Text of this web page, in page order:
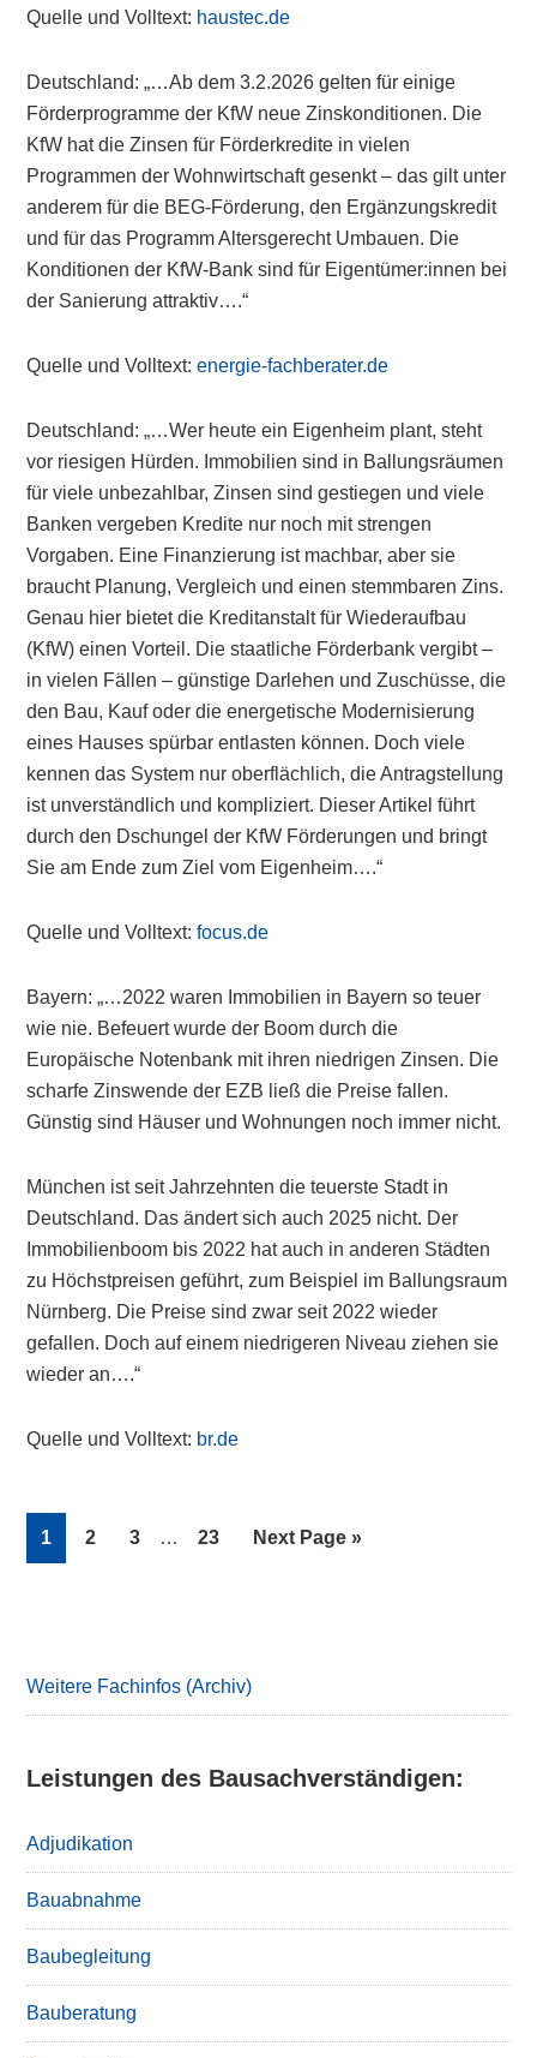
Quelle und Volltext: haustec.de
Deutschland: „…Ab dem 3.2.2026 gelten für einige
Förderprogramme der KfW neue Zinskonditionen. Die
KfW hat die Zinsen für Förderkredite in vielen
Programmen der Wohnwirtschaft gesenkt – das gilt unter
anderem für die BEG-Förderung, den Ergänzungskredit
und für das Programm Altersgerecht Umbauen. Die
Konditionen der KfW-Bank sind für Eigentümer:innen bei
der Sanierung attraktiv….“
Quelle und Volltext:energie-fachberater.de
Deutschland: „…Wer heute ein Eigenheim plant, steht
vor riesigen Hürden. Immobilien sind in Ballungsräumen
für viele unbezahlbar, Zinsen sind gestiegen und viele
Banken vergeben Kredite nur noch mit strengen
Vorgaben. Eine Finanzierung ist machbar, aber sie
braucht Planung, Vergleich und einen stemmbaren Zins.
Genau hier bietet die Kreditanstalt für Wiederaufbau
(KfW) einen Vorteil. Die staatliche Förderbank vergibt –
in vielen Fällen – günstige Darlehen und Zuschüsse, die
den Bau, Kauf oder die energetische Modernisierung
eines Hauses spürbar entlasten können. Doch viele
kennen das System nur oberflächlich, die Antragstellung
ist unverständlich und kompliziert. Dieser Artikel führt
durch den Dschungel der KfW Förderungen und bringt
Sie am Ende zum Ziel vom Eigenheim….“
Quelle und Volltext:focus.de
Bayern: „…2022 waren Immobilien in Bayern so teuer
wie nie. Befeuert wurde der Boom durch die
Europäische Notenbank mit ihren niedrigen Zinsen. Die
scharfe Zinswende der EZB ließ die Preise fallen.
Günstig sind Häuser und Wohnungen noch immer nicht.
München ist seit Jahrzehnten die teuerste Stadt in
Deutschland. Das ändert sich auch 2025 nicht. Der
Immobilienboom bis 2022 hat auch in anderen Städten
zu Höchstpreisen geführt, zum Beispiel im Ballungsraum
Nürnberg. Die Preise sind zwar seit 2022 wieder
gefallen. Doch auf einem niedrigeren Niveau ziehen sie
wieder an….“
Quelle und Volltext: br.de
Page
1 Page
2 Page
3
Interim
… Page
23
Go
Next Page »
Weitere Fachinfos (Archiv)
Leistungen des Bausachverständigen:
Adjudikation
Bauabnahme
Baubegleitung
Bauberatung